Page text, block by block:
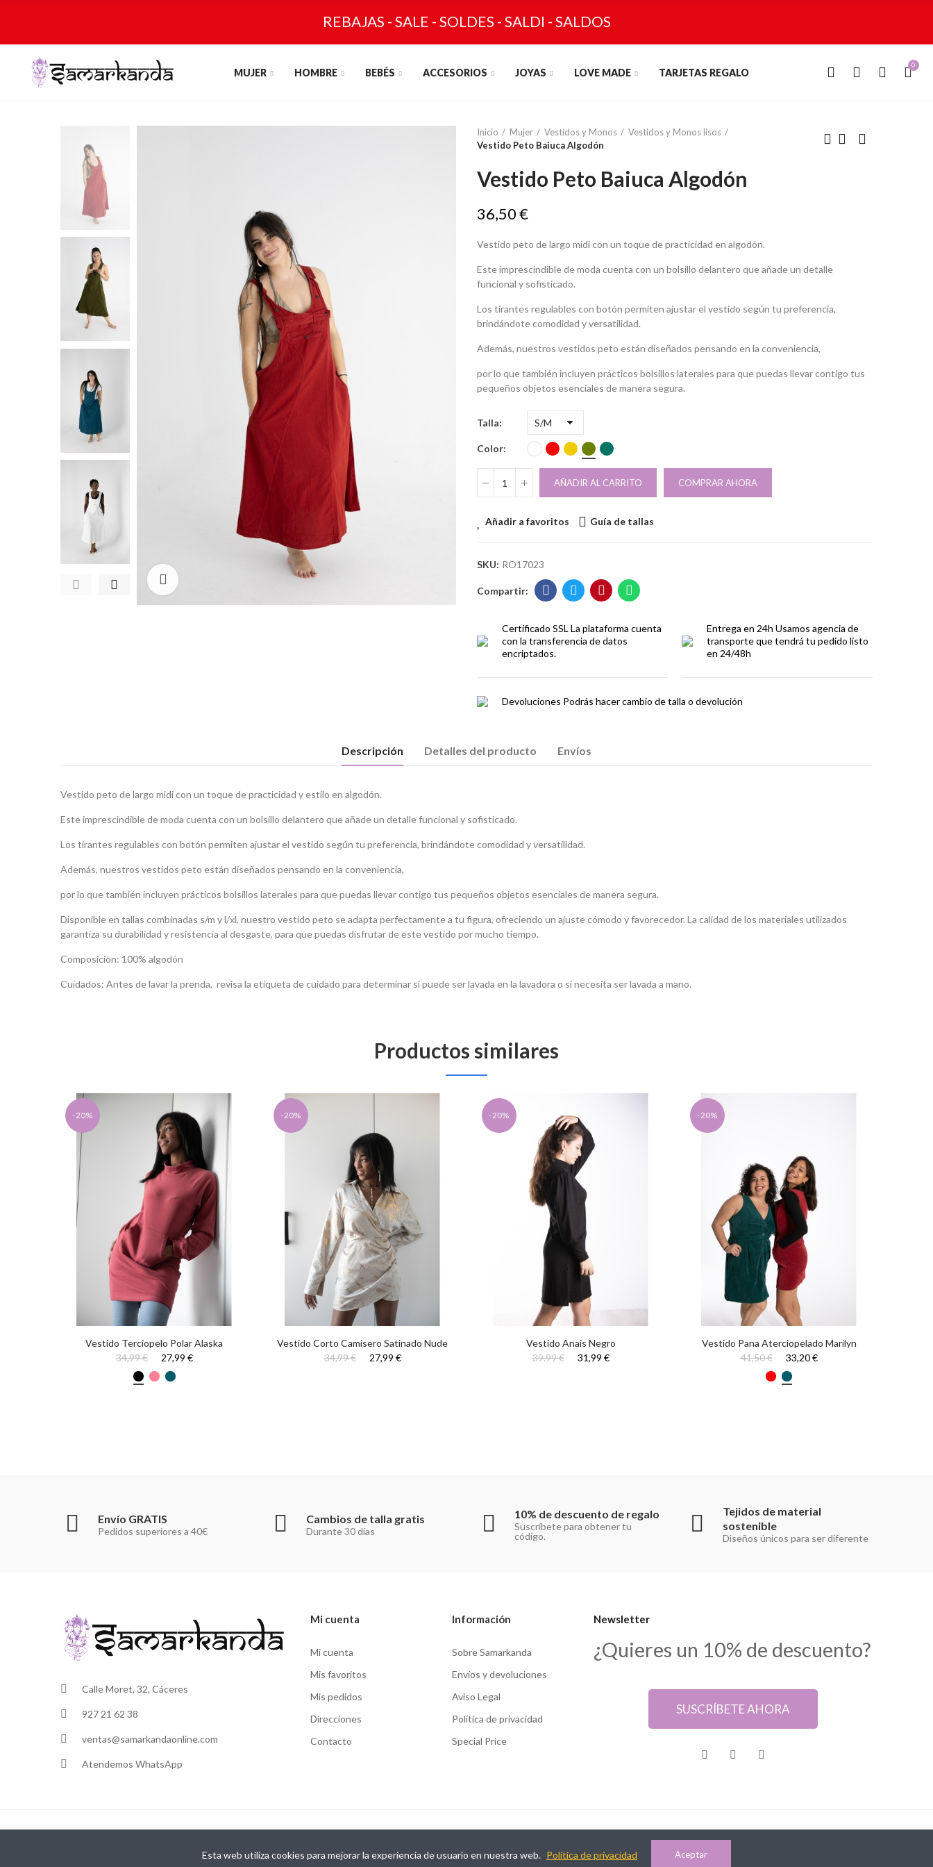
REBAJAS - SALE - SOLDES - SALDI - SALDOS
MUJER HOMBRE BEBÉS ACCESORIOS JOYAS LOVE MADE TARJETAS REGALO
0
Inicio Mujer Vestidos y Monos
Vestidos y Monos lisos
Vestido Peto Baiuca Algodón
Vestido Peto Baiuca Algodón
36,50 €
Vestido peto de largo midi con un toque de practicidad en algodón.
Este imprescindible de moda cuenta con un bolsillo delantero que añade un detalle
funcional y sofisticado.
Los tirantes regulables con botón permiten ajustar el vestido según tu preferencia,
brindándote comodidad y versatilidad.
Además, nuestros vestidos peto están diseñados pensando en la conveniencia,
por lo que también incluyen prácticos bolsillos laterales para que puedas llevar contigo tus
pequeños objetos esenciales de manera segura.
Talla
Color
AÑADIR AL CARRITO COMPRAR AHORA
Añadir a favoritos Guía de tallas
SKU: RO17023
Certificado SSL La plataforma cuenta
con la transferencia de datos
encriptados.
Entrega en 24h Usamos agencia de
transporte que tendrá tu pedido listo
en 24/48h
Devoluciones Podrás hacer cambio de talla o devolución
Descripción Detalles del producto Envíos
Vestido peto de largo midi con un toque de practicidad y estilo en algodón.
Este imprescindible de moda cuenta con un bolsillo delantero que añade un detalle funcional y sofisticado.
Los tirantes regulables con botón permiten ajustar el vestido según tu preferencia, brindándote comodidad y versatilidad.
Además, nuestros vestidos peto están diseñados pensando en la conveniencia,
por lo que también incluyen prácticos bolsillos laterales para que puedas llevar contigo tus pequeños objetos esenciales de manera segura.
Disponible en tallas combinadas s/m y l/xl, nuestro vestido peto se adapta perfectamente a tu figura, ofreciendo un ajuste cómodo y favorecedor. La calidad de los materiales utilizados
garantiza su durabilidad y resistencia al desgaste, para que puedas disfrutar de este vestido por mucho tiempo.
Composicion: 100% algodón
Cuidados: Antes de lavar la prenda, revisa la etiqueta de cuidado para determinar si puede ser lavada en la lavadora o si necesita ser lavada a mano.
Productos similares
-20%
Vestido Terciopelo Polar Alaska
34,99 €
27,99 €
-20%
Vestido Corto Camisero Satinado Nude
34,99 €
27,99 €
-20%
Vestido Anais Negro
39,99 €
31,99 €
-20%
Vestido Pana Aterciopelado Marilyn
41,50 €
33,20 €
Envío GRATIS
Pedidos superiores a 40€
Cambios de talla gratis
Durante 30 días
10% de descuento de regalo
Suscríbete para obtener tu
código.
Tejidos de material
sostenible
Diseños únicos para ser diferente
Calle Moret, 32, Cáceres
927 21 62 38
ventas@samarkandaonline.com
Atendemos WhatsApp
Mi cuenta
Mi cuenta
Mis favoritos
Mis pedidos
Direcciones
Contacto
Información
Sobre Samarkanda
Envíos y devoluciones
Aviso Legal
Política de privacidad
Special Price
Newsletter
¿Quieres un 10% de descuento?
SUSCRÍBETE AHORA
Esta web utiliza cookies para mejorar la experiencia de usuario en nuestra web. Política de privacidad Aceptar